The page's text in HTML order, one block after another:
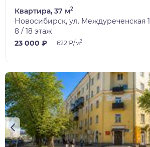
Квартира, 37 м2
Новосибирск, ул. Междуреченская 1
8 / 18 этаж
23 000 ₽
622 ₽/м2